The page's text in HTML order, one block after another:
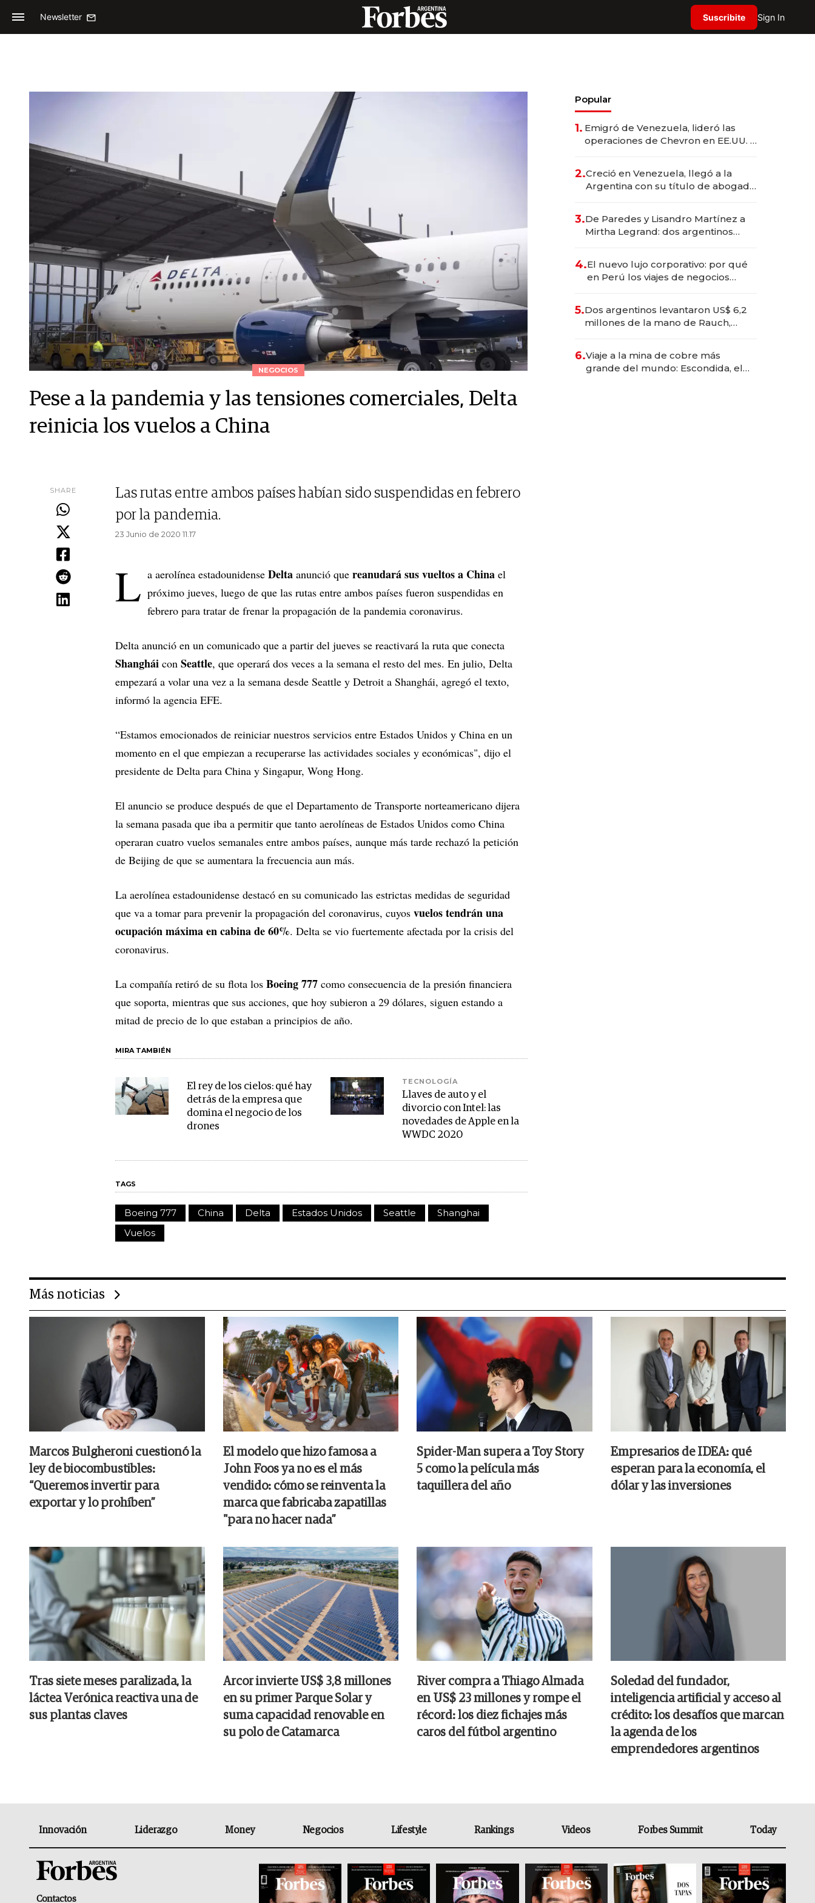
Newsletter Suscribite Sign In
NEGOCIOS
Pese a la pandemia y las tensiones comerciales, Delta
reinicia los vuelos a China
SHARE
Las rutas entre ambos países habían sido suspendidas en febrero
por la pandemia.
23 Junio de 2020 11.17
L a aerolínea estadounidense Delta anunció que reanudará sus vueltos a China el
próximo jueves, luego de que las rutas entre ambos países fueron suspendidas en
febrero para tratar de frenar la propagación de la pandemia coronavirus.
Delta anunció en un comunicado que a partir del jueves se reactivará la ruta que conecta
Shanghái con Seattle, que operará dos veces a la semana el resto del mes. En julio, Delta
empezará a volar una vez a la semana desde Seattle y Detroit a Shanghái, agregó el texto,
informó la agencia EFE.
“Estamos emocionados de reiniciar nuestros servicios entre Estados Unidos y China en un
momento en el que empiezan a recuperarse las actividades sociales y económicas", dijo el
presidente de Delta para China y Singapur, Wong Hong.
El anuncio se produce después de que el Departamento de Transporte norteamericano dijera
la semana pasada que iba a permitir que tanto aerolíneas de Estados Unidos como China
operaran cuatro vuelos semanales entre ambos países, aunque más tarde rechazó la petición
de Beijing de que se aumentara la frecuencia aun más.
La aerolínea estadounidense destacó en su comunicado las estrictas medidas de seguridad
que va a tomar para prevenir la propagación del coronavirus, cuyos vuelos tendrán una
ocupación máxima en cabina de 60%. Delta se vio fuertemente afectada por la crisis del
coronavirus.
La compañía retiró de su flota los Boeing 777 como consecuencia de la presión financiera
que soporta, mientras que sus acciones, que hoy subieron a 29 dólares, siguen estando a
mitad de precio de lo que estaban a principios de año.
MIRA TAMBIÉN
El rey de los cielos: qué hay
detrás de la empresa que
domina el negocio de los
drones
TECNOLOGÍA
Llaves de auto y el
divorcio con Intel: las
novedades de Apple en la
WWDC 2020
TAGS
Boeing 777 China Delta Estados Unidos Seattle
Shanghai
Vuelos
Popular
1. Emigró de Venezuela, lideró las
operaciones de Chevron en EE.UU. y
2.Creció en Venezuela, llegó a la
Argentina con su título de abogado
marcas "fast premium"
3.De Paredes y Lisandro Martínez a
Mirtha Legrand: dos argentinos
4.El nuevo lujo corporativo: por qué
en Perú los viajes de negocios
transformadoras
5.Dos argentinos levantaron US$ 6,2
millones de la mano de Rauch,
6.Viaje a la mina de cobre más
grande del mundo: Escondida, el
Más noticias
Marcos Bulgheroni cuestionó la
ley de biocombustibles:
“Queremos invertir para
exportar y lo prohíben”
El modelo que hizo famosa a
John Foos ya no es el más
vendido: cómo se reinventa la
marca que fabricaba zapatillas
"para no hacer nada”
Spider-Man supera a Toy Story
5 como la película más
taquillera del año
Empresarios de IDEA: qué
esperan para la economía, el
dólar y las inversiones
Tras siete meses paralizada, la
láctea Verónica reactiva una de
sus plantas claves
Arcor invierte US$ 3,8 millones
en su primer Parque Solar y
suma capacidad renovable en
su polo de Catamarca
River compra a Thiago Almada
en US$ 23 millones y rompe el
récord: los diez fichajes más
caros del fútbol argentino
Soledad del fundador,
inteligencia artificial y acceso al
crédito: los desafíos que marcan
la agenda de los
emprendedores argentinos
Innovación Liderazgo Money Negocios Lifestyle Rankings Videos Forbes Summit Today
Contactos